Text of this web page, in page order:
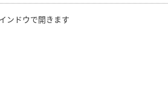
ンドウで開きます